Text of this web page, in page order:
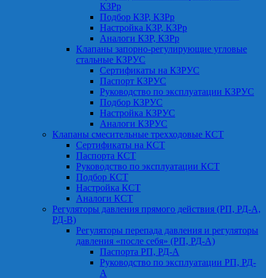
КЗРр
Подбор КЗР, КЗРр
Настройка КЗР, КЗРр
Аналоги КЗР, КЗРр
Клапаны запорно-регулирующие угловые
стальные КЗРУС
Сертификаты на КЗРУС
Паспорт КЗРУС
Руководство по эксплуатации КЗРУС
Подбор КЗРУС
Настройка КЗРУС
Аналоги КЗРУС
Клапаны смесительные трехходовые КСТ
Сертификаты на КСТ
Паспорта КСТ
Руководство по эксплуатации КСТ
Подбор КСТ
Настройка КСТ
Аналоги КСТ
Регуляторы давления прямого действия (РП, РД-А,
РД-В)
Регуляторы перепада давления и регуляторы
давления «после себя» (РП, РД-А)
Паспорта РП, РД-А
Руководство по эксплуатации РП, РД-
А